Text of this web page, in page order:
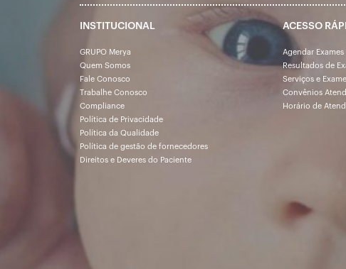
INSTITUCIONAL
GRUPO Merya
Quem Somos
Fale Conosco
Trabalhe Conosco
Compliance
Política de Privacidade
Política da Qualidade
Política de gestão de fornecedores
Direitos e Deveres do Paciente
ACESSO
Agendar Exames
Resultados de
Serviços e
Convênios
Horário de